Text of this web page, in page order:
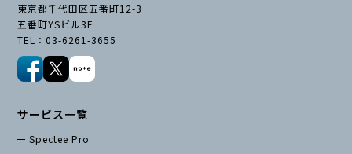
東京都千代田区五番町12-3
五番町YSビル3F
TEL：03-6261-3655
サービス一覧
Spectee Pro